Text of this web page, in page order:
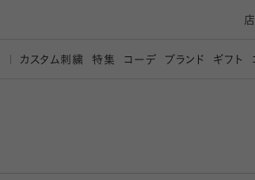
カスタム刺繍 特集 コーデ ブランド ギフト